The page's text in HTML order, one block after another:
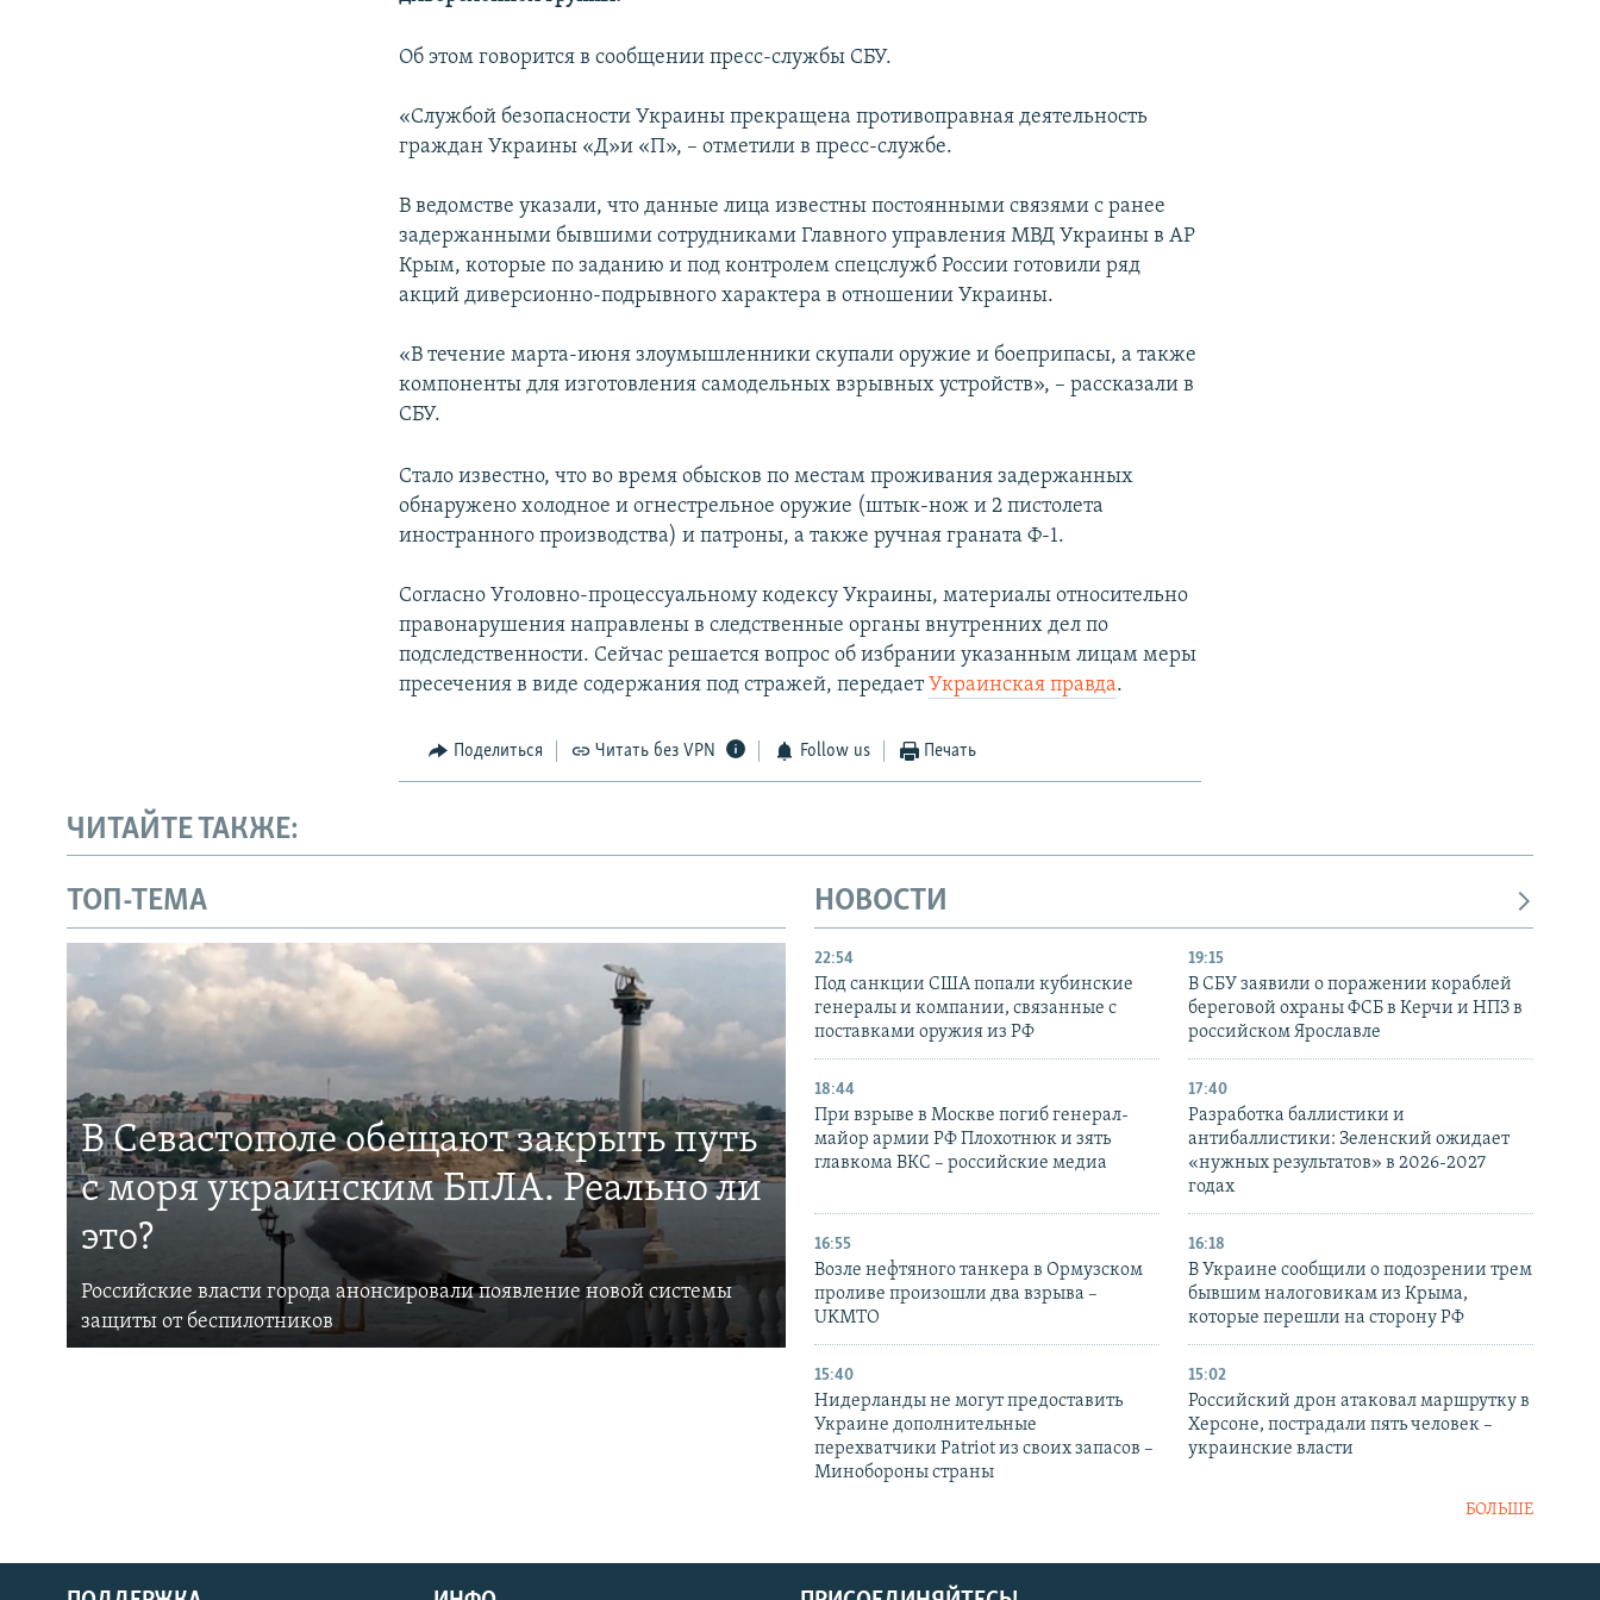
Об этом говорится в сообщении пресс-службы СБУ.
«Службой безопасности Украины прекращена противоправная деятельность
граждан Украины «Д»и «П», – отметили в пресс-службе.
В ведомстве указали, что данные лица известны постоянными связями с ранее
задержанными бывшими сотрудниками Главного управления МВД Украины в АР
Крым, которые по заданию и под контролем спецслужб России готовили ряд
акций диверсионно-подрывного характера в отношении Украины.
«В течение марта-июня злоумышленники скупали оружие и боеприпасы, а также
компоненты для изготовления самодельных взрывных устройств», – рассказали в
СБУ.
Стало известно, что во время обысков по местам проживания задержанных
обнаружено холодное и огнестрельное оружие (штык-нож и 2 пистолета
иностранного производства) и патроны, а также ручная граната Ф-1.
Согласно Уголовно-процессуальному кодексу Украины, материалы относительно
правонарушения направлены в следственные органы внутренних дел по
подследственности. Сейчас решается вопрос об избрании указанным лицам меры
пресечения в виде содержания под стражей, передает Украинская правда.
Поделиться Читать без VPN Follow us Печать
ЧИТАЙТЕ ТАКЖЕ:
ТОП-ТЕМА
В Севастополе обещают закрыть путь
с моря украинским БпЛА. Реально ли
это?
Российские власти города анонсировали появление новой системы
защиты от беспилотников
НОВОСТИ
22:54
Под санкции США попали кубинские
генералы и компании, связанные с
поставками оружия из РФ
19:15
В СБУ заявили о поражении кораблей
береговой охраны ФСБ в Керчи и НПЗ в
российском Ярославле
18:44
При взрыве в Москве погиб генерал-
майор армии РФ Плохотнюк и зять
главкома ВКС – российские медиа
17:40
Разработка баллистики и
антибаллистики: Зеленский ожидает
«нужных результатов» в 2026-2027
годах
16:55
Возле нефтяного танкера в Ормузском
проливе произошли два взрыва –
UKMTO
16:18
В Украине сообщили о подозрении трем
бывшим налоговикам из Крыма,
которые перешли на сторону РФ
15:40
Нидерланды не могут предоставить
Украине дополнительные
перехватчики Patriot из своих запасов –
Минобороны страны
15:02
Российский дрон атаковал маршрутку в
Херсоне, пострадали пять человек –
украинские власти
БОЛЬШЕ